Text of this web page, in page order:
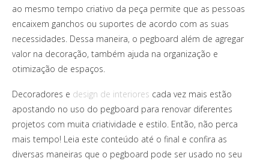
ao mesmo tempo criativo da peça permite que as pessoas
encaixem ganchos ou suportes de acordo com as suas
necessidades. Dessa maneira, o pegboard além de agregar
valor na decoração, também ajuda na organização e
otimização de espaços.
Decoradores e design de interiores cada vez mais estão
apostando no uso do pegboard para renovar diferentes
projetos com muita criatividade e estilo. Então, não perca
mais tempo! Leia este conteúdo até o final e confira as
diversas maneiras que o pegboard pode ser usado no seu